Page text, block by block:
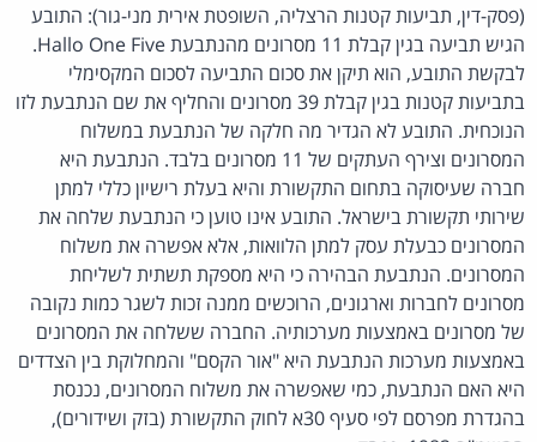
(פסק-דין, תביעות קטנות הרצליה, השופטת אירית מני-גור): התובע
הגיש תביעה בגין קבלת 11 מסרונים מהנתבעת Hallo One Five.
לבקשת התובע, הוא תיקן את סכום התביעה לסכום המקסימלי
בתביעות קטנות בגין קבלת 39 מסרונים והחליף את שם הנתבעת לזו
הנוכחית. התובע לא הגדיר מה חלקה של הנתבעת במשלוח
המסרונים וצירף העתקים של 11 מסרונים בלבד. הנתבעת היא
חברה שעיסוקה בתחום התקשורת והיא בעלת רישיון כללי למתן
שירותי תקשורת בישראל. התובע אינו טוען כי הנתבעת שלחה את
המסרונים כבעלת עסק למתן הלוואות, אלא אפשרה את משלוח
המסרונים. הנתבעת הבהירה כי היא מספקת תשתית לשליחת
מסרונים לחברות וארגונים, הרוכשים ממנה זכות לשגר כמות נקובה
של מסרונים באמצעות מערכותיה. החברה ששלחה את המסרונים
באמצעות מערכות הנתבעת היא "אור הקסם" והמחלוקת בין הצדדים
היא האם הנתבעת, כמי שאפשרה את משלוח המסרונים, נכנסת
בהגדרת מפרסם לפי סעיף 30א לחוק התקשורת (בזק ושידורים),